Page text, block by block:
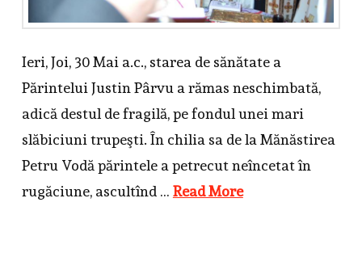
Ieri, Joi, 30 Mai a.c., starea de sănătate a
Părintelui Justin Pârvu a rămas neschimbată,
adică destul de fragilă, pe fondul unei mari
slăbiciuni trupeşti. În chilia sa de la Mănăstirea
Petru Vodă părintele a petrecut neîncetat în
rugăciune, ascultînd … Read More